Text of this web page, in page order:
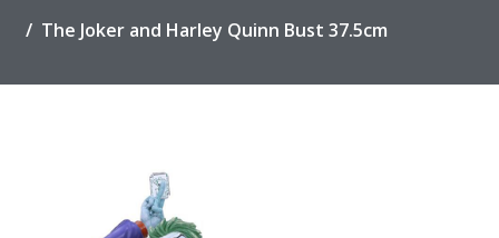
The Joker and Harley Quinn Bust 37.5cm